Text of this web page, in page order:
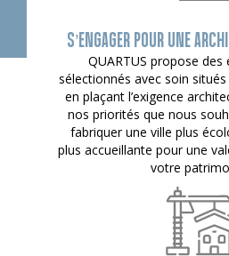
S’ENGAGER POUR UNE
QUARTUS propose
sélectionnés avec soin situés
en plaçant l’exigence
nos priorités que nous
fabriquer une ville plus
plus accueillante pour une
votre